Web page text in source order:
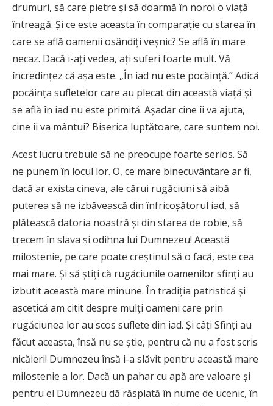
drumuri, să care pietre și să doarmă în noroi o viață
întreagă. Și ce este aceasta în comparație cu starea în
care se află oamenii osândiți veșnic? Se află în mare
necaz. Dacă i-ați vedea, ați suferi foarte mult. Vă
încredințez că așa este. „În iad nu este pocăință.” Adică
pocăința sufletelor care au plecat din această viață și
se află în iad nu este primită. Așadar cine îi va ajuta,
cine îi va mântui? Biserica luptătoare, care suntem noi.
Acest lucru trebuie să ne preocupe foarte serios. Să
ne punem în locul lor. O, ce mare binecuvântare ar fi,
dacă ar exista cineva, ale cărui rugăciuni să aibă
puterea să ne izbăvească din înfricoșătorul iad, să
plătească datoria noastră și din starea de robie, să
trecem în slava și odihna lui Dumnezeu! Această
milostenie, pe care poate creștinul să o facă, este cea
mai mare. Și să știți că rugăciunile oamenilor sfinți au
izbutit această mare minune. În tradiția patristică și
ascetică am citit despre mulți oameni care prin
rugăciunea lor au scos suflete din iad. Și câți Sfinți au
făcut aceasta, însă nu se știe, pentru că nu a fost scris
nicăieri! Dumnezeu însă i-a slăvit pentru această mare
milostenie a lor. Dacă un pahar cu apă are valoare și
pentru el Dumnezeu dă răsplată în nume de ucenic, în